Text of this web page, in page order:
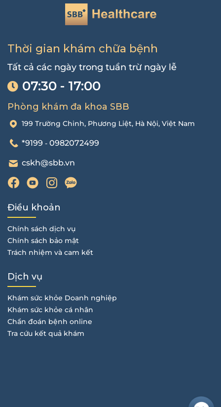
Thời gian khám chữa bệnh
Tất cả các ngày trong tuần trừ ngày lễ
07:30 - 17:00
Phòng khám đa khoa SBB
199 Trường Chinh, Phương Liệt, Hà Nội, Việt Nam
*9199 - 0982072499
cskh@sbb.vn
Điều khoản
Chính sách dịch vụ
Chính sách bảo mật
Trách nhiệm và cam kết
Dịch vụ
Khám sức khỏe Doanh nghiệp
Khám sức khỏe cá nhân
Chẩn đoán bệnh online
Tra cứu kết quả khám